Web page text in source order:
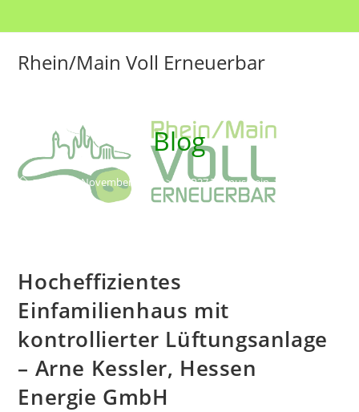
Rhein/Main Voll Erneuerbar
Blog
> 2022 > November > COP27 Taunusstein >
Hocheffizientes
Einfamilienhaus mit
kontrollierter Lüftungsanlage
– Arne Kessler, Hessen
Energie GmbH